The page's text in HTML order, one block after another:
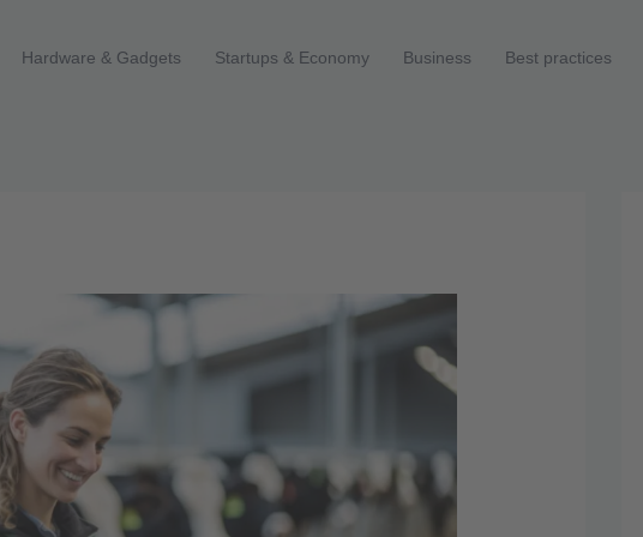
Hardware & Gadgets Startups & Economy Business Best practices